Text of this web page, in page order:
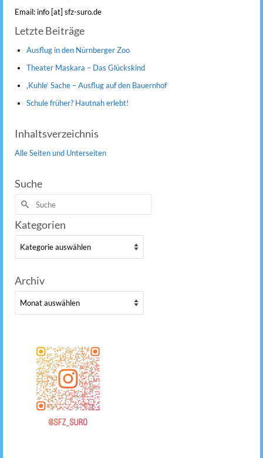
Email: info [at] sfz-suro.de
Letzte Beiträge
Ausflug in den Nürnberger Zoo
Theater Maskara – Das Glückskind
‚Kuhle‘ Sache – Ausflug auf den Bauernhof
Schule früher? Hautnah erlebt!
Inhaltsverzeichnis
Alle Seiten und Unterseiten
Suche
Suche
nach:
Kategorien
Kategorien
Archiv
Archiv